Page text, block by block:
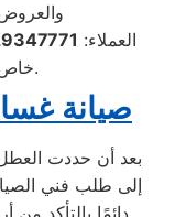
العملاء:
خاص عند طلب الخدمة لأول مرة.
صيانة
بعد أن حددت العطل
إلى طلب فني
دائمًا بالتأكد من